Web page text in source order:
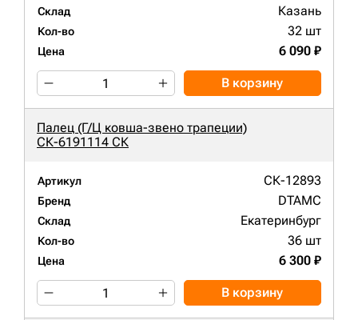
Склад Казань
Кол-во 32 шт
Цена 6 090 ₽
В корзину
Палец (Г/Ц ковша-звено трапеции)
СК-6191114 СК
Артикул СК-12893
Бренд DTAMC
Склад Екатеринбург
Кол-во 36 шт
Цена 6 300 ₽
В корзину